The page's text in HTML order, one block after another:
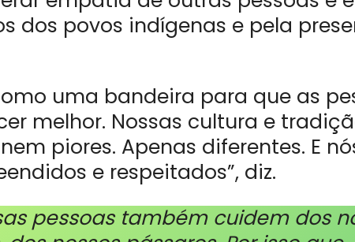
dos povos indígenas e pela
uma bandeira para que as
melhor. Nossas cultura e
piores. Apenas diferentes. E
e respeitados”, diz.
pessoas também cuidem dos